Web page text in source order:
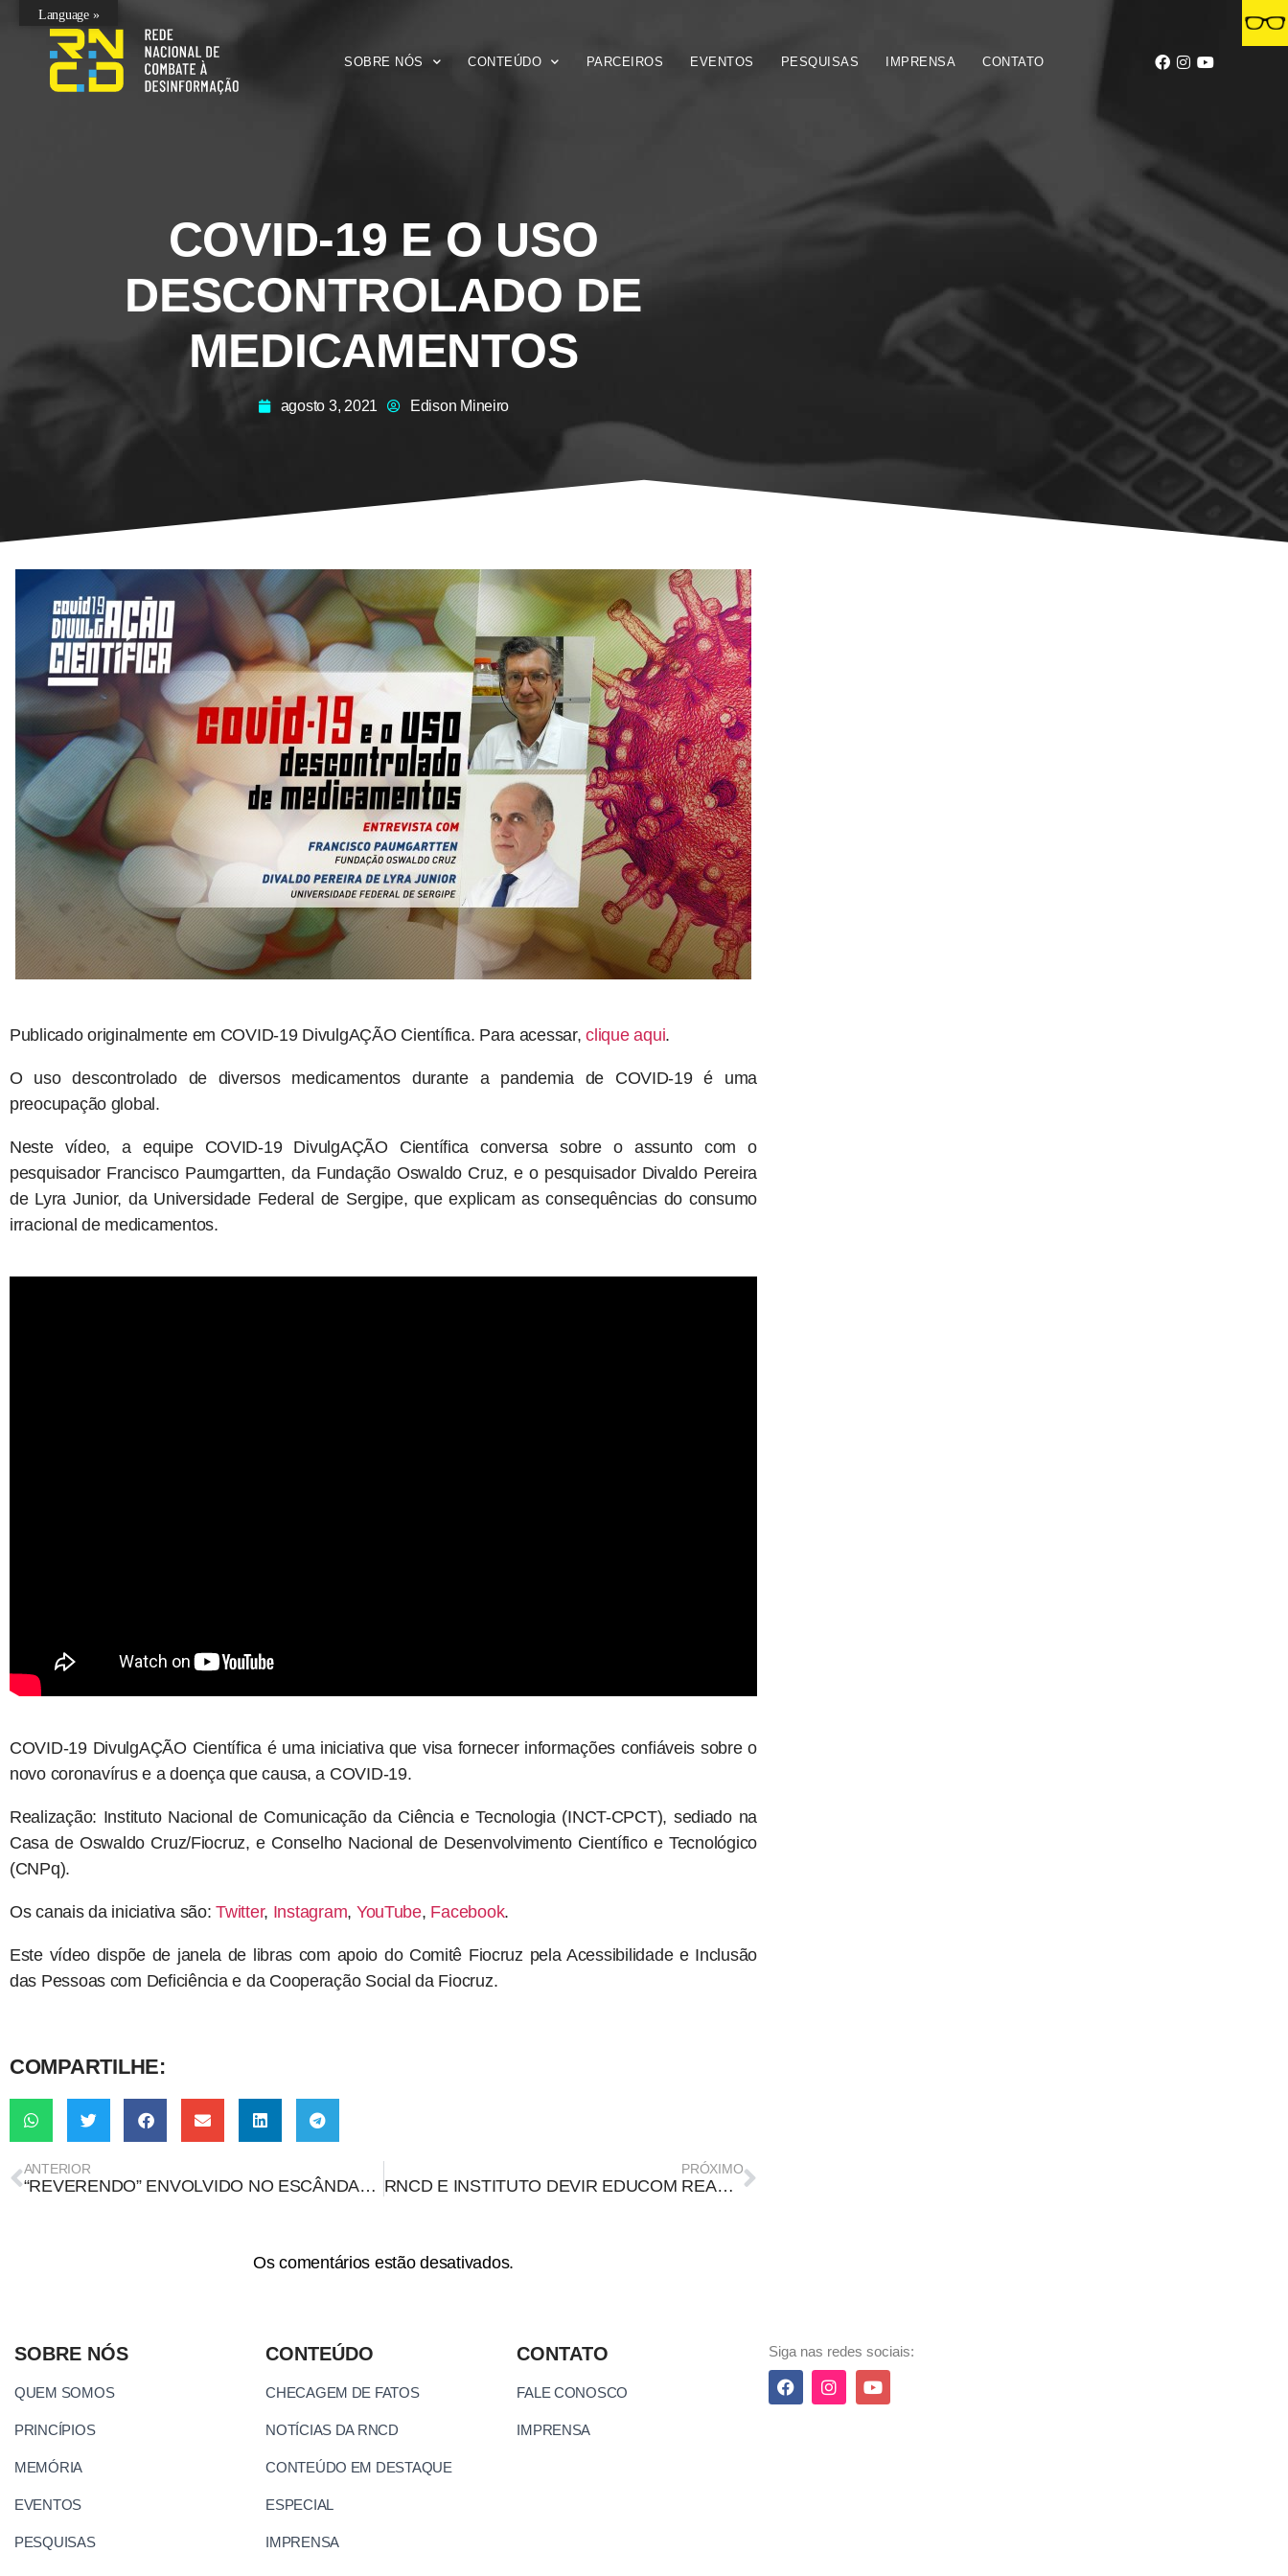
SOBRE NÓS CONTEÚDO PARCEIROS EVENTOS PESQUISAS IMPRENSA CONTATO
COVID-19 E O USO
DESCONTROLADO DE
MEDICAMENTOS
agosto 3, 2021 Edison Mineiro
Publicado originalmente em COVID-19 DivulgAÇÃO Científica. Para acessar,clique aqui.
O uso descontrolado de diversos medicamentos durante a pandemia de COVID-19 é uma
preocupação global.
Neste vídeo, a equipe COVID-19 DivulgAÇÃO Científica conversa sobre o assunto com o
pesquisador Francisco Paumgartten, da Fundação Oswaldo Cruz, e o pesquisador Divaldo Pereira
de Lyra Junior, da Universidade Federal de Sergipe, que explicam as consequências do consumo
irracional de medicamentos.
COVID-19 DivulgAÇÃO Científica é uma iniciativa que visa fornecer informações confiáveis sobre o
novo coronavírus e a doença que causa, a COVID-19.
Realização: Instituto Nacional de Comunicação da Ciência e Tecnologia (INCT-CPCT), sediado na
Casa de Oswaldo Cruz/Fiocruz, e Conselho Nacional de Desenvolvimento Científico e Tecnológico
(CNPq).
Os canais da iniciativa são:Twitter, Instagram, YouTube, Facebook.
Este vídeo dispõe de janela de libras com apoio do Comitê Fiocruz pela Acessibilidade e Inclusão
das Pessoas com Deficiência e da Cooperação Social da Fiocruz.
COMPARTILHE:
ANTERIOR
“REVERENDO” ENVOLVIDO NO ESCÂNDALO DA COMPRA DE VACINAS PELO MINISTÉRIO DA SAÚDE TEM PERFIL CONTROVERSO – PARTE 2
PRÓXIMO
RNCD E INSTITUTO DEVIR EDUCOM REALIZAM OFICINA QUE TRABALHA METODOLOGIA DO PROJETO MEMÓRIAS EM REDE
Os comentários estão desativados.
SOBRE NÓS
QUEM SOMOS
PRINCÍPIOS
MEMÓRIA
EVENTOS
PESQUISAS
CONTEÚDO
CHECAGEM DE FATOS
NOTÍCIAS DA RNCD
CONTEÚDO EM DESTAQUE
ESPECIAL
IMPRENSA
CONTATO
FALE CONOSCO
IMPRENSA
Siga nas redes sociais:
Language »